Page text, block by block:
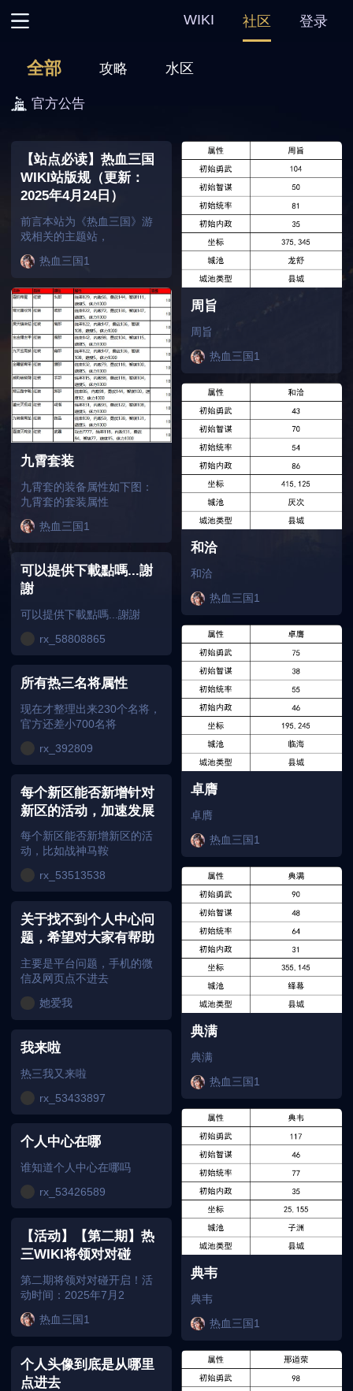
WIKI 社区 登录
热血三国3
热血三国复刻
全部 攻略 水区
官方公告
【站点必读】热血三国
WIKI站版规（更新：
2025年4月24日）
前言本站为《热血三国》游
戏相关的主题站，
热血三国1
九霄套装
九霄套的装备属性如下图：
九霄套的套装属性
热血三国1
可以提供下載點嗎...謝
謝
可以提供下載點嗎...謝謝
rx_58808865
所有热三名将属性
现在才整理出来230个名将，
官方还差小700名将
rx_392809
每个新区能否新增针对
新区的活动，加速发展
每个新区能否新增新区的活
动，比如战神马鞍
rx_53513538
关于找不到个人中心问
题，希望对大家有帮助
主要是平台问题，手机的微
信及网页点不进去
她爱我
我来啦
热三我又来啦
rx_53433897
个人中心在哪
谁知道个人中心在哪吗
rx_53426589
【活动】【第二期】热
三WIKI将领对对碰
第二期将领对对碰开启！活
动时间：2025年7月2
热血三国1
个人头像到底是从哪里
点进去
周旨
周旨
热血三国1
和洽
和洽
热血三国1
卓膺
卓膺
热血三国1
典满
典满
热血三国1
典韦
典韦
热血三国1